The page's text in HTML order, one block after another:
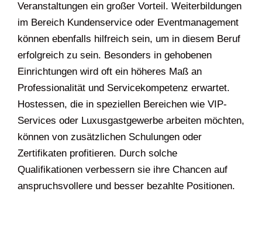
Veranstaltungen ein großer Vorteil. Weiterbildungen
im Bereich Kundenservice oder Eventmanagement
können ebenfalls hilfreich sein, um in diesem Beruf
erfolgreich zu sein. Besonders in gehobenen
Einrichtungen wird oft ein höheres Maß an
Professionalität und Servicekompetenz erwartet.
Hostessen, die in speziellen Bereichen wie VIP-
Services oder Luxusgastgewerbe arbeiten möchten,
können von zusätzlichen Schulungen oder
Zertifikaten profitieren. Durch solche
Qualifikationen verbessern sie ihre Chancen auf
anspruchsvollere und besser bezahlte Positionen.